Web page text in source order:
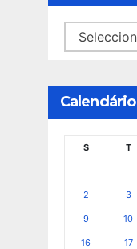
Arquivo
Calendário
S T
2 3
9 10
16 17